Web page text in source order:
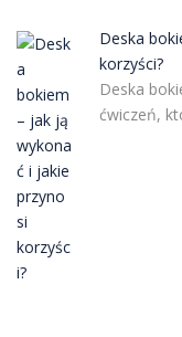
Deska
korzyści?
Deska
ćwiczeń,